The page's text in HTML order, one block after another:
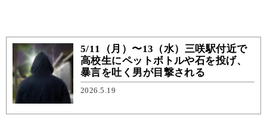
5/11（月）〜13（水）三咲駅付近で
高校生にペットボトルや石を投げ、
暴言を吐く男が目撃される
2026.5.19